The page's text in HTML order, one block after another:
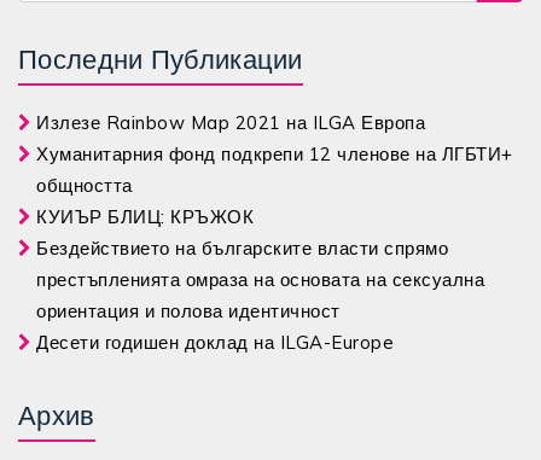
Последни Публикации
Излезе Rainbow Map 2021 на ILGA Европа
Хуманитарния фонд подкрепи 12 членове на ЛГБТИ+
общността
КУИЪР БЛИЦ: КРЪЖОК
Бездействието на българските власти спрямо
престъпленията омраза на основата на сексуална
ориентация и полова идентичност
Десети годишен доклад на ILGA-Europe
Архив